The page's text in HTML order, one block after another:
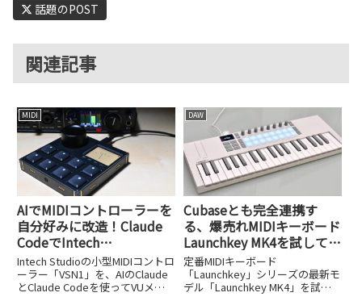
話題のPOST
関連記事
MIDI
AIでMIDIコントローラーを
自分好みに改造！Claude
CodeでIntech
Studio「VSN1」をVUメー
ター化してみた
Intech Studioの小型MIDIコントロ
ーラー「VSN1」を、AIのClaude
とClaude Codeを使ってVUメー
DAW
Cubaseとも完全連携す
る、爆売れMIDIキーボード
Launchkey MK4を試してみ
た
定番MIDIキーボード
「Launchkey」シリーズの最新モ
デル「Launchkey MK4」を試し